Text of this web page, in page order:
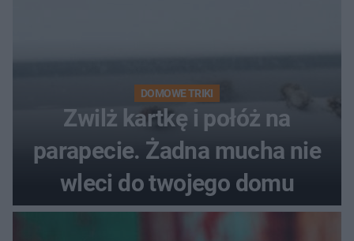
DOMOWE TRIKI
Zwilż kartkę i połóż na
parapecie. Żadna mucha nie
wleci do twojego domu